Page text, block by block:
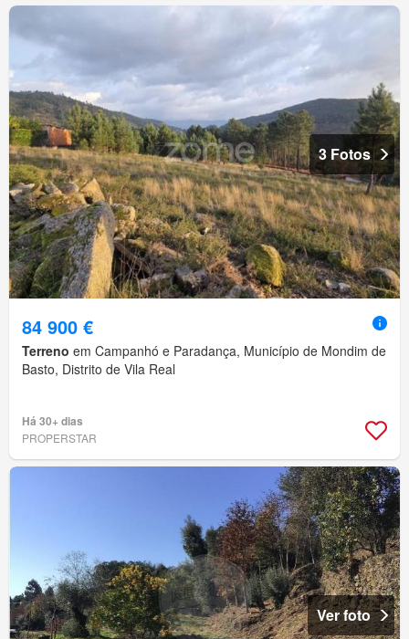
3 Fotos
84 900 €
Terreno em Campanhó e Paradança, Município de Mondim de
Basto, Distrito de Vila Real
Há 30+ dias
PROPERSTAR
Ver foto